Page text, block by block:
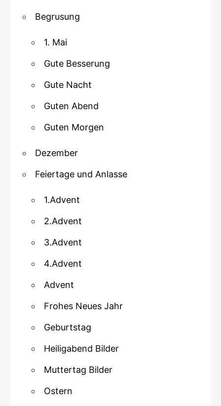
Begrusung
1. Mai
Gute Besserung
Gute Nacht
Guten Abend
Guten Morgen
Dezember
Feiertage und Anlasse
1.Advent
2.Advent
3.Advent
4.Advent
Advent
Frohes Neues Jahr
Geburtstag
Heiligabend Bilder
Muttertag Bilder
Ostern